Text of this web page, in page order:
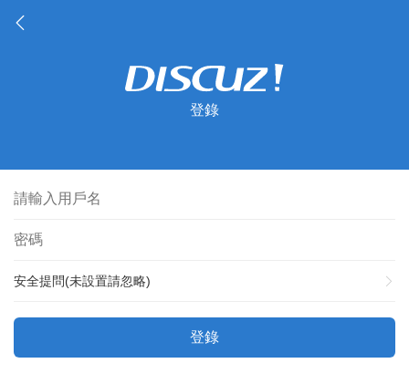
登錄
安全提問(未設置請忽略)
登錄